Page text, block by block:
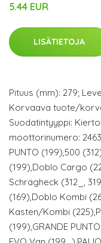
5.44 EUR
LISÄTIETOJA
Pituus (mm): 279;
Korvaava tuote/
Suodatintyyppi:
moottorinumero:
PUNTO (199),500
(199),Doblo Cargo
Schrägheck (312_,
(169),Doblo Kombi
Kasten/Kombi
(199),GRANDE